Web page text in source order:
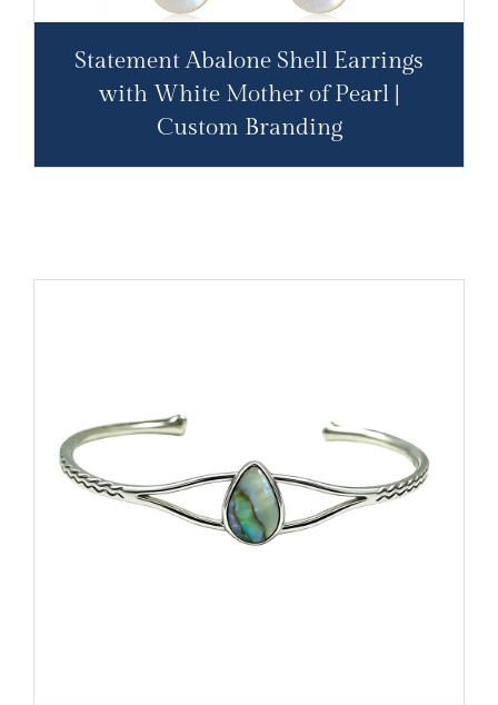
Statement Abalone Shell Earrings
with White Mother of Pearl |
Custom Branding